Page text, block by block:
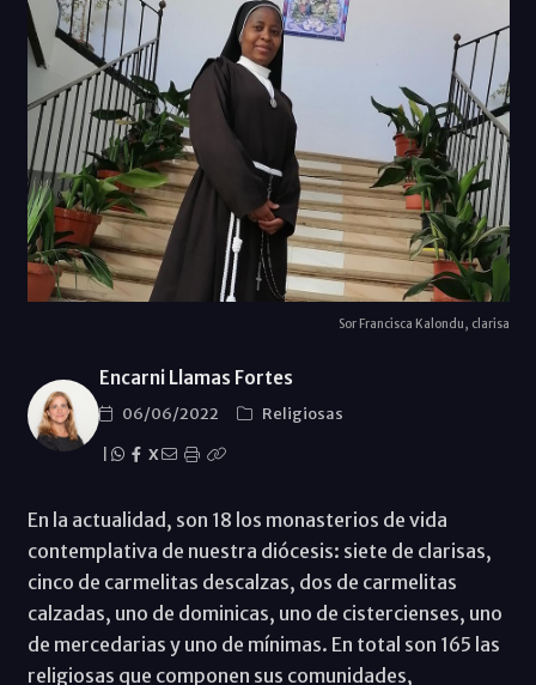
Sor Francisca Kalondu, clarisa
Encarni Llamas Fortes
06/06/2022
Religiosas
X
En la actualidad, son 18 los monasterios de vida
contemplativa de nuestra diócesis: siete de clarisas,
cinco de carmelitas descalzas, dos de carmelitas
calzadas, uno de dominicas, uno de cistercienses, uno
de mercedarias y uno de mínimas. En total son 165 las
religiosas que componen sus comunidades,